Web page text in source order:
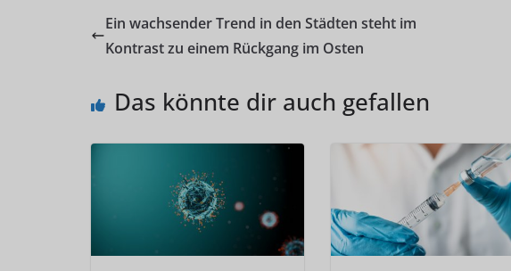
Ein wachsender Trend in den Städten steht im
Kontrast zu einem Rückgang im Osten
Das könnte dir auch gefallen